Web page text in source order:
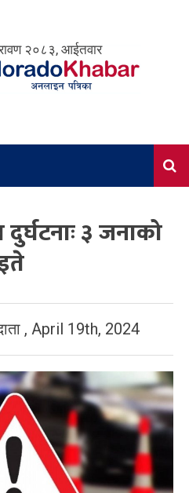
२०८३, आईतवार
३ जनाको
, April 19th, 2024